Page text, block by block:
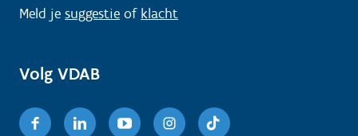
Meld je suggestie of klacht
Volg VDAB
FacebookLinkedinYoutubeInstagram